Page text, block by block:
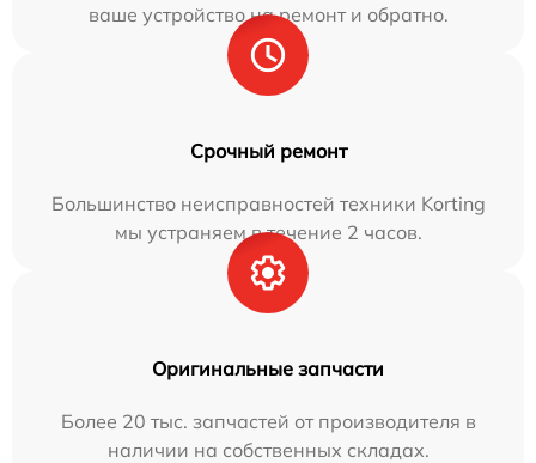
ваше устройство на ремонт и обратно.
Срочный ремонт
Большинство неисправностей техники Korting
мы устраняем в течение 2 часов.
Оригинальные запчасти
Более 20 тыс. запчастей от производителя в
наличии на собственных складах.